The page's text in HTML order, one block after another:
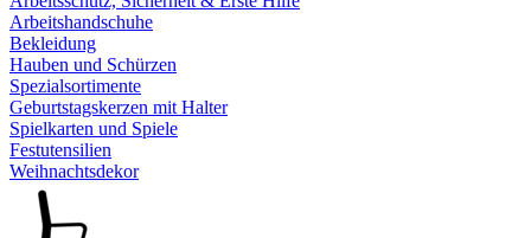
Arbeitshandschuhe
Bekleidung
Hauben und Schürzen
Spezialsortimente
Geburtstagskerzen mit Halter
Spielkarten und Spiele
Festutensilien
Weihnachtsdekor